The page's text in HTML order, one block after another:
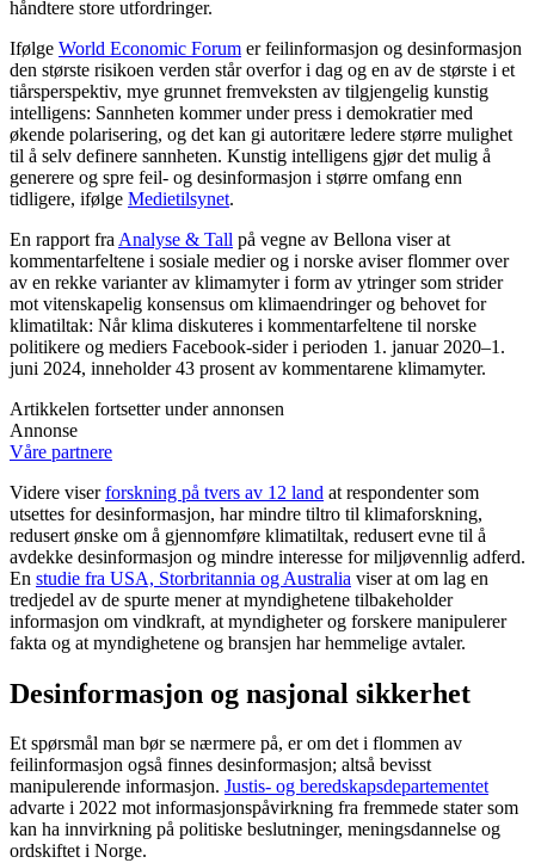
håndtere store utfordringer.
Ifølge World Economic Forum er feilinformasjon og desinformasjon
den største risikoen verden står overfor i dag og en av de største i et
tiårsperspektiv, mye grunnet fremveksten av tilgjengelig kunstig
intelligens: Sannheten kommer under press i demokratier med
økende polarisering, og det kan gi autoritære ledere større mulighet
til å selv definere sannheten. Kunstig intelligens gjør det mulig å
generere og spre feil- og desinformasjon i større omfang enn
tidligere, ifølge Medietilsynet.
En rapport fra Analyse & Tall på vegne av Bellona viser at
kommentarfeltene i sosiale medier og i norske aviser flommer over
av en rekke varianter av klimamyter i form av ytringer som strider
mot vitenskapelig konsensus om klimaendringer og behovet for
klimatiltak: Når klima diskuteres i kommentarfeltene til norske
politikere og mediers Facebook-sider i perioden 1. januar 2020–1.
juni 2024, inneholder 43 prosent av kommentarene klimamyter.
Artikkelen fortsetter under annonsen
Annonse
Våre partnere
Videre viserforskning på tvers av 12 land at respondenter som
utsettes for desinformasjon, har mindre tiltro til klimaforskning,
redusert ønske om å gjennomføre klimatiltak, redusert evne til å
avdekke desinformasjon og mindre interesse for miljøvennlig adferd.
En studie fra USA, Storbritannia og Australia viser at om lag en
tredjedel av de spurte mener at myndighetene tilbakeholder
informasjon om vindkraft, at myndigheter og forskere manipulerer
fakta og at myndighetene og bransjen har hemmelige avtaler.
Desinformasjon og nasjonal sikkerhet
Et spørsmål man bør se nærmere på, er om det i flommen av
feilinformasjon også finnes desinformasjon; altså bevisst
manipulerende informasjon. Justis- og beredskapsdepartementet
advarte i 2022 mot informasjonspåvirkning fra fremmede stater som
kan ha innvirkning på politiske beslutninger, meningsdannelse og
ordskiftet i Norge.